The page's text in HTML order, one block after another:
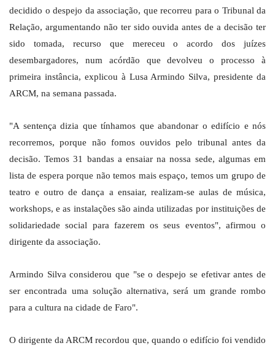
decidido o despejo da associação, que recorreu para o Tribunal da
Relação, argumentando não ter sido ouvida antes de a decisão ter
sido tomada, recurso que mereceu o acordo dos juízes
desembargadores, num acórdão que devolveu o processo à
primeira instância, explicou à Lusa Armindo Silva, presidente da
ARCM, na semana passada.
"A sentença dizia que tínhamos que abandonar o edifício e nós
recorremos, porque não fomos ouvidos pelo tribunal antes da
decisão. Temos 31 bandas a ensaiar na nossa sede, algumas em
lista de espera porque não temos mais espaço, temos um grupo de
teatro e outro de dança a ensaiar, realizam-se aulas de música,
workshops, e as instalações são ainda utilizadas por instituições de
solidariedade social para fazerem os seus eventos", afirmou o
dirigente da associação.
Armindo Silva considerou que "se o despejo se efetivar antes de
ser encontrada uma solução alternativa, será um grande rombo
para a cultura na cidade de Faro".
O dirigente da ARCM recordou que, quando o edifício foi vendido